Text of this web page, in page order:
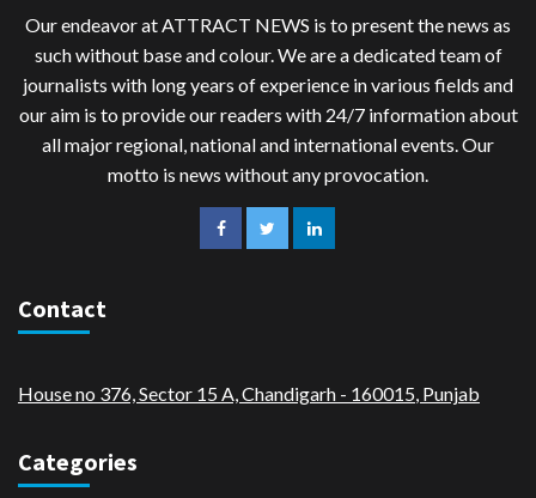
Our endeavor at ATTRACT NEWS is to present the news as
such without base and colour. We are a dedicated team of
journalists with long years of experience in various fields and
our aim is to provide our readers with 24/7 information about
all major regional, national and international events. Our
motto is news without any provocation.
Contact
House no 376, Sector 15 A, Chandigarh - 160015, Punjab
Categories